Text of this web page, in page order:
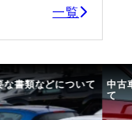
一覧
。選び方のコツや注意点